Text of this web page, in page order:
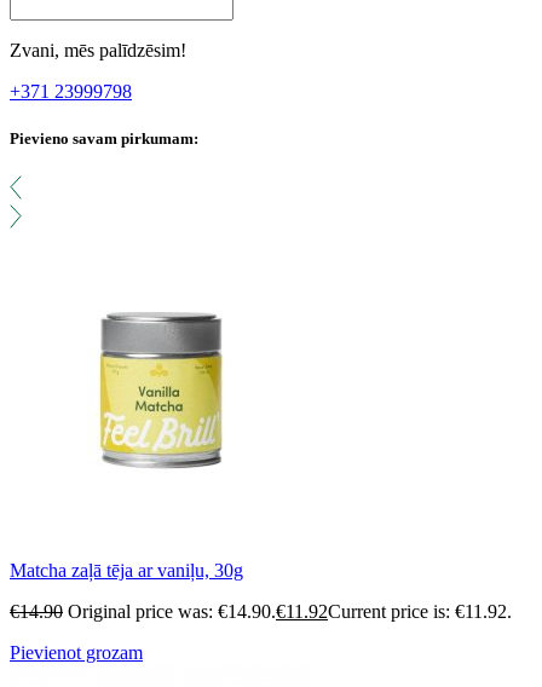
Zvani, mēs palīdzēsim!
+371 23999798
Pievieno savam pirkumam:
Matcha zaļā tēja ar vaniļu, 30g
€14.90 Original price was: €14.90.€11.92Current price is: €11.92.
Pievienot grozam